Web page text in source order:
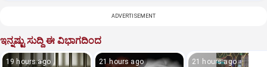
ADVERTISEMENT
ಇನ್ನಷ್ಟು ಸುದ್ದಿ ಈ ವಿಭಾಗದಿಂದ
19 hours ago 21 hours ago 21 hours ago